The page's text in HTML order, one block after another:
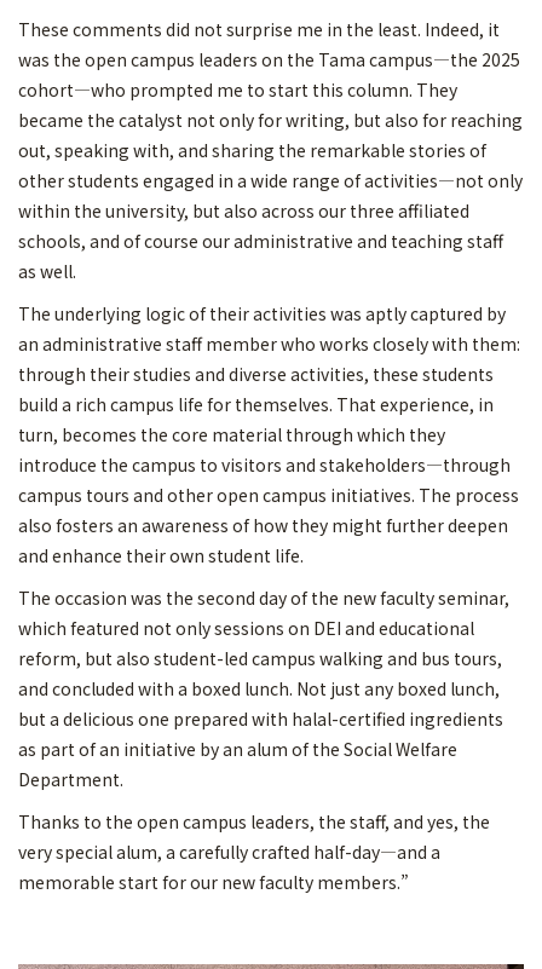
These comments did not surprise me in the least. Indeed, it
was the open campus leaders on the Tama campus—the 2025
cohort—who prompted me to start this column. They
became the catalyst not only for writing, but also for reaching
out, speaking with, and sharing the remarkable stories of
other students engaged in a wide range of activities—not only
within the university, but also across our three affiliated
schools, and of course our administrative and teaching staff
as well.
The underlying logic of their activities was aptly captured by
an administrative staff member who works closely with them:
through their studies and diverse activities, these students
build a rich campus life for themselves. That experience, in
turn, becomes the core material through which they
introduce the campus to visitors and stakeholders—through
campus tours and other open campus initiatives. The process
also fosters an awareness of how they might further deepen
and enhance their own student life.
The occasion was the second day of the new faculty seminar,
which featured not only sessions on DEI and educational
reform, but also student-led campus walking and bus tours,
and concluded with a boxed lunch. Not just any boxed lunch,
but a delicious one prepared with halal-certified ingredients
as part of an initiative by an alum of the Social Welfare
Department.
Thanks to the open campus leaders, the staff, and yes, the
very special alum, a carefully crafted half-day—and a
memorable start for our new faculty members.”